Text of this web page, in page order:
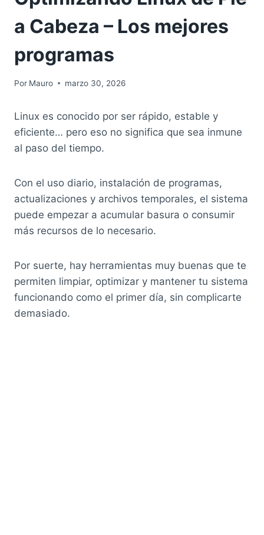
a Cabeza – Los mejores
programas
Por Mauro marzo 30, 2026
Linux es conocido por ser rápido, estable y
eficiente… pero eso no significa que sea inmune
al paso del tiempo.
Con el uso diario, instalación de programas,
actualizaciones y archivos temporales, el sistema
puede empezar a acumular basura o consumir
más recursos de lo necesario.
Por suerte, hay herramientas muy buenas que te
permiten limpiar, optimizar y mantener tu sistema
funcionando como el primer día, sin complicarte
demasiado.